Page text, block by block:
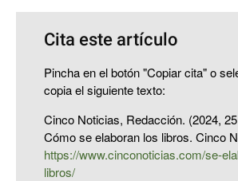
Cita este artículo
Pincha en el botón "Copiar cita" o
copia el siguiente texto:
Cinco Noticias, Redacción. (2024,
Cómo se elaboran los libros. Cinco
https://www.cinconoticias.com/se-
libros/